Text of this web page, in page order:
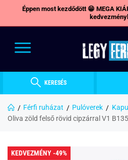
Éppen most kezdődött 😁 MEGA
KERESÉS
Férfi ruházat Pulóverek
Oliva zöld felső rövid cipzárral V1
KEDVEZMÉNY -49%